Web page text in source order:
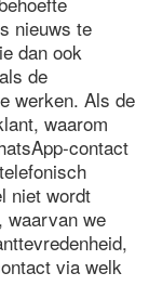
nieuws te
dan ook
de
werken. Als de
waarom
contact
niet wordt
waarvan we
via welk